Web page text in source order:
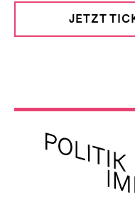
Hinweise
zur
JETZT
Meta-